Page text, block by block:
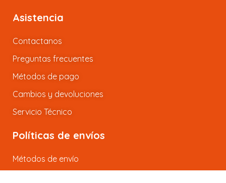
Asistencia
Contactanos
Preguntas frecuentes
Métodos de pago
Cambios y devoluciones
Servicio Técnico
Políticas de envíos
Métodos de envío